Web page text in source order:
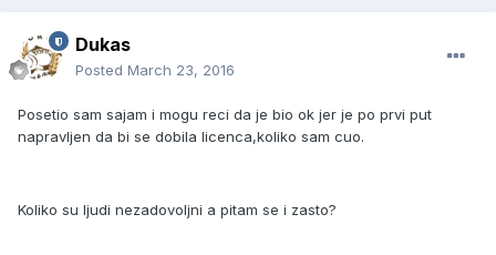
Dukas
Posted March 23, 2016
Posetio sam sajam i mogu reci da je bio ok jer je po prvi put
napravljen da bi se dobila licenca,koliko sam cuo.
Koliko su ljudi nezadovoljni a pitam se i zasto?